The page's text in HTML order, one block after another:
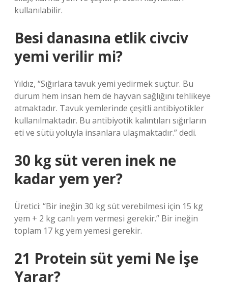
kullanılabilir.
Besi danasına etlik civciv
yemi verilir mi?
Yıldız, “Sığırlara tavuk yemi yedirmek suçtur. Bu
durum hem insan hem de hayvan sağlığını tehlikeye
atmaktadır. Tavuk yemlerinde çeşitli antibiyotikler
kullanılmaktadır. Bu antibiyotik kalıntıları sığırların
eti ve sütü yoluyla insanlara ulaşmaktadır.” dedi.
30 kg süt veren inek ne
kadar yem yer?
Üretici: “Bir ineğin 30 kg süt verebilmesi için 15 kg
yem + 2 kg canlı yem vermesi gerekir.” Bir ineğin
toplam 17 kg yem yemesi gerekir.
21 Protein süt yemi Ne İşe
Yarar?